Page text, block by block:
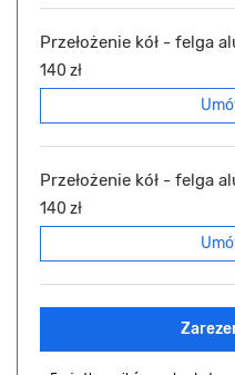
Przełożenie kół - felga
140 zł
Przełożenie kół - felga
140 zł